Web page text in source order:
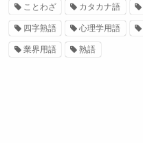
ことわざ カタカナ語
四字熟語 心理学用語
業界用語 熟語